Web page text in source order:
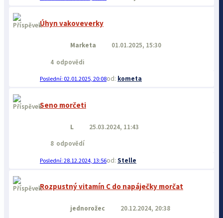
Úhyn vakoveverky
Marketa
01.01.2025, 15:30
4 odpovědi
02.01.2025, 20:08 kometa
Seno morčeti
L
25.03.2024, 11:43
8 odpovědí
28.12.2024, 13:56 Stelle
Rozpustný vitamín C do napáječky morčat
jednorožec
20.12.2024, 20:38